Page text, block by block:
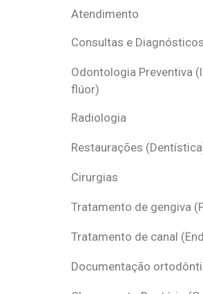
Coberturas Amil Dental
Atendimento
Consultas e Diagnósticos
Odontologia Preventiva
flúor)
Radiologia
Restaurações
Cirurgias
Tratamento de gengiva
Tratamento de canal
Documentação